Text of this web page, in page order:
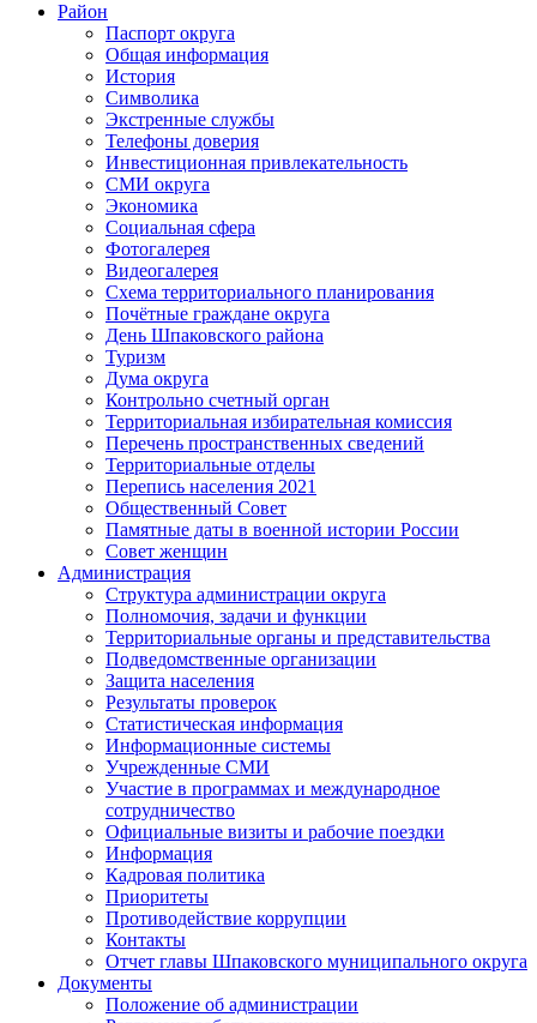
Район
Паспорт округа
Общая информация
История
Символика
Экстренные службы
Телефоны доверия
Инвестиционная привлекательность
СМИ округа
Экономика
Социальная сфера
Фотогалерея
Видеогалерея
Схема территориального планирования
Почётные граждане округа
День Шпаковского района
Туризм
Дума округа
Контрольно счетный орган
Территориальная избирательная комиссия
Перечень пространственных сведений
Территориальные отделы
Перепись населения 2021
Общественный Совет
Памятные даты в военной истории России
Совет женщин
Администрация
Структура администрации округа
Полномочия, задачи и функции
Территориальные органы и представительства
Подведомственные организации
Защита населения
Результаты проверок
Статистическая информация
Информационные системы
Учрежденные СМИ
Участие в программах и международное
сотрудничество
Официальные визиты и рабочие поездки
Информация
Кадровая политика
Приоритеты
Противодействие коррупции
Контакты
Отчет главы Шпаковского муниципального округа
Документы
Положение об администрации